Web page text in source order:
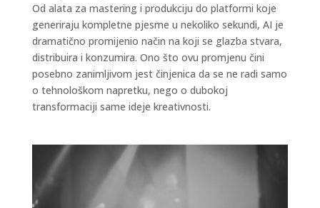
Od alata za mastering i produkciju do platformi koje
generiraju kompletne pjesme u nekoliko sekundi, AI je
dramatično promijenio način na koji se glazba stvara,
distribuira i konzumira. Ono što ovu promjenu čini
posebno zanimljivom jest činjenica da se ne radi samo
o tehnološkom napretku, nego o dubokoj
transformaciji same ideje kreativnosti.